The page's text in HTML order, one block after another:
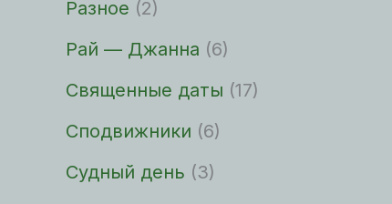
Разное (2)
Рай — Джанна (6)
Священные даты (17)
Сподвижники (6)
Судный день (3)